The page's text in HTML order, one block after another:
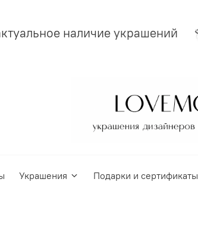
наличие украшений
Украшения Подарки и сертификаты